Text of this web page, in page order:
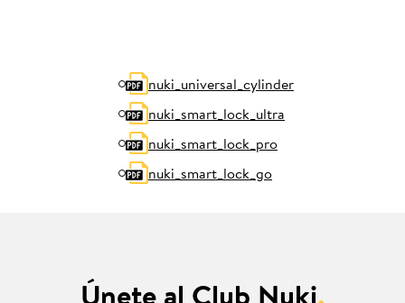
nuki_universal_cylinder
nuki_smart_lock_ultra
nuki_smart_lock_pro
nuki_smart_lock_go